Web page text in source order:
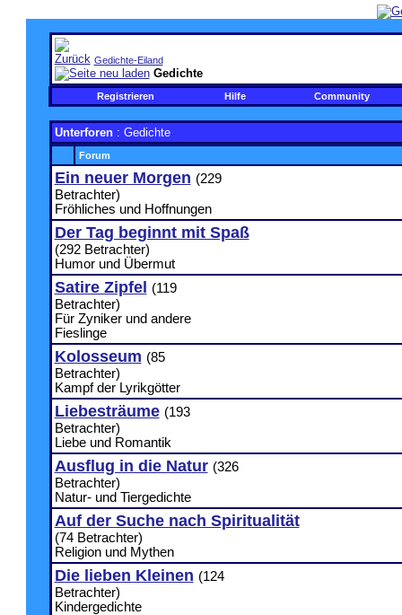
Gedichte-Eiland
Gedichte
Registrieren Hilfe Community
Unterforen: Gedichte
Forum
Ein neuer Morgen (229
Betrachter)
Fröhliches und Hoffnungen
Der Tag beginnt mit Spaß
(292 Betrachter)
Humor und Übermut
Satire Zipfel
(119
Betrachter)
Für Zyniker und andere
Fieslinge
Kolosseum (85
Betrachter)
Kampf der Lyrikgötter
Liebesträume (193
Betrachter)
Liebe und Romantik
Ausflug in die Natur (326
Betrachter)
Natur- und Tiergedichte
Auf der Suche nach Spiritualität
(74 Betrachter)
Religion und Mythen
Die lieben Kleinen (124
Betrachter)
Kindergedichte